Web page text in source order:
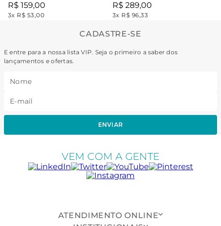
R$ 159,00
3x R$ 53,00
R$ 289,00
3x R$ 96,33
CADASTRE-SE
E entre para a nossa lista VIP. Seja o primeiro a saber dos
lançamentos e ofertas.
ENVIAR
VEM COM A GENTE
ATENDIMENTO ONLINE